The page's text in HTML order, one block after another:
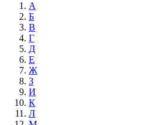
А
Б
В
Г
Д
Е
Ж
З
И
К
Л